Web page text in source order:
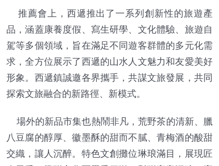
推薦會上，西遞推出了一系列創新性的旅遊產
品，涵蓋康養度假、寫生研學、文化體驗、旅遊自
駕等多個領域，旨在滿足不同遊客群體的多元化需
求，全方位展示了西遞的山水人文魅力和友愛美好
形象。西遞鎮誠邀各界攜手，共謀文旅發展，共同
探索文旅融合的新路徑、新模式。
場外的新品市集也熱鬧非凡，荒野茶的清新、臘
八豆腐的醇厚、徽墨酥的甜而不膩、青梅酒的酸甜
交織，讓人沉醉。特色文創攤位琳琅滿目，展現匠